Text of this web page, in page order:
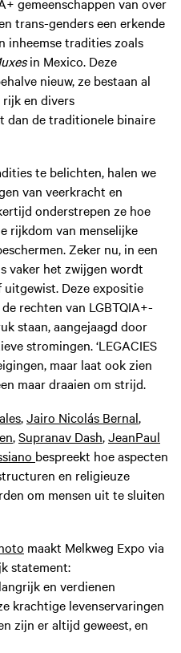
trans-genders een erkende
inheemse tradities zoals
in Mexico. Deze
nieuw, ze bestaan al
en divers
dan de traditionele binaire
te belichten, halen we
van veerkracht en
onderstrepen ze hoe
rijkdom van menselijke
Zeker nu, in een
vaker het zwijgen wordt
Deze expositie
rechten van LGBTQIA+-
staan, aangejaagd door
stromingen. ‘LEGACIES
maar laat ook zien
maar draaien om strijd.
,Jairo Nicolás Bernal,
,Supranav Dash,JeanPaul
bespreekt hoe aspecten
en religieuze
om mensen uit te sluiten
maakt Melkweg Expo via
statement:
en verdienen
krachtige levenservaringen
zijn er altijd geweest, en